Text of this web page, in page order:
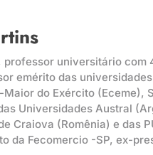
universitário
emérito das
do Exército
Universidades Austral
Craiova (Romênia) e das
da Fecomercio -SP, ex-